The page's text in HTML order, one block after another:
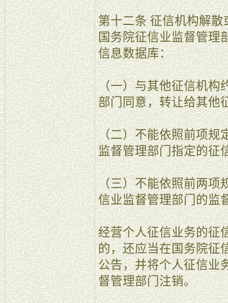
第十二条 征信机构解
国务院征信业监督管理
信息数据库：
（一）与其他征信机构
部门同意，转让给其他
（二）不能依照前项规
监督管理部门指定的征
（三）不能依照前两项
信业监督管理部门的监
经营个人征信业务的征
的，还应当在国务院征
公告，并将个人征信业
督管理部门注销。